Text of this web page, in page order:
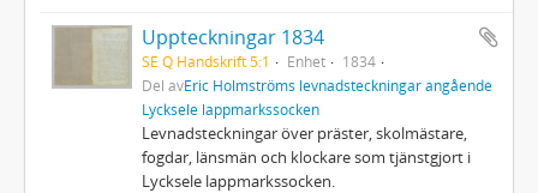
Uppteckningar 1834
SE Q Handskrift 5:1 Enhet
1834
Del avEric Holmströms levnadsteckningar angående
Lycksele lappmarkssocken
Levnadsteckningar över präster, skolmästare,
fogdar, länsmän och klockare som tjänstgjort i
Lycksele lappmarkssocken.